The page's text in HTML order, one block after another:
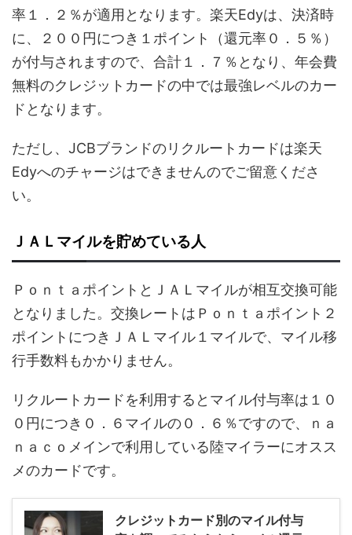
率１．２％が適用となります。楽天Edyは、決済時
に、２００円につき１ポイント（還元率０．５％）
が付与されますので、合計１．７％となり、年会費
無料のクレジットカードの中では最強レベルのカー
ドとなります。
ただし、JCBブランドのリクルートカードは楽天
Edyへのチャージはできませんのでご留意くださ
い。
ＪＡＬマイルを貯めている人
ＰｏｎｔａポイントとＪＡＬマイルが相互交換可能
となりました。交換レートはＰｏｎｔａポイント２
ポイントにつきＪＡＬマイル１マイルで、マイル移
行手数料もかかりません。
リクルートカードを利用するとマイル付与率は１０
０円につき０．６マイルの０．６％ですので、ｎａ
ｎａｃｏメインで利用している陸マイラーにオスス
メのカードです。
クレジットカード別のマイル付与